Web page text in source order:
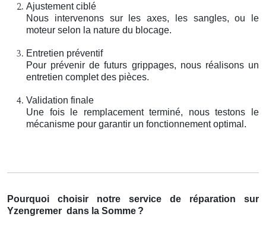
Ajustement ciblé
Nous intervenons sur les axes, les sangles, ou le
moteur selon la nature du blocage.
Entretien préventif
Pour prévenir de futurs grippages, nous réalisons un
entretien complet des pièces.
Validation finale
Une fois le remplacement terminé, nous testons le
mécanisme pour garantir un fonctionnement optimal.
Pourquoi choisir notre service de réparation sur
Yzengremer dans la Somme ?